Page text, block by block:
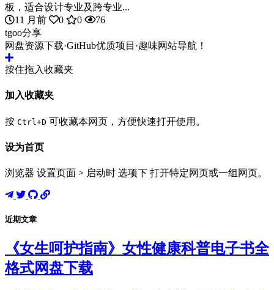
板，适合设计专业及跨专业...
11 月前
0 0
76
tgoo分享
网盘资源下载·GitHub优质项目·趣味网站导航！
按住拖入收藏夹
加入收藏夹
按 Ctrl+D 可收藏本网页，方便快速打开使用。
设为首页
浏览器 设置页面 > 启动时 选项下 打开特定网页或一组网页。
近期文章
《女生呵护指南》女性健康科普电子书全
格式网盘下载